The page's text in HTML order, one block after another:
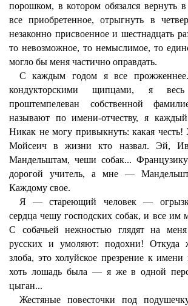
порошком, в котором обязался вернуть
все приобретенное, отрыгнуть в
незаконно присвоенное и шестнадцать
то невозможное, то немыслимое, то
могло бы меня частично оправдать.
С каждым годом я все
кондукторскими щипцами, я
проштемпелеван собственной
называют по имени-отчеству, я
Никак не могу привыкнуть: какая
Мойсеич в жизни кто назвал. Эй,
Мандельштам, чеши собак...
дорогой учитель, а мне —
Каждому свое.
Я — стареющий человек —
сердца чешу господских собак, и все им
С собачьей нежностью глядят на меня
русских и умоляют: подохни! Откуда
злоба, это холуйское презрение к
хоть лошадь была — я же в одной
цыган...
Жестяные повесточки под